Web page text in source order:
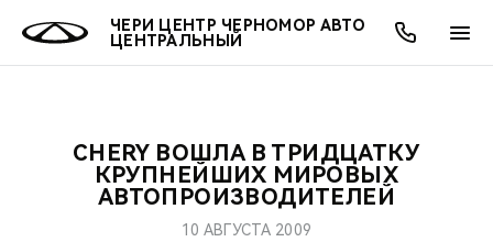
ЧЕРИ ЦЕНТР ЧЕРНОМОР АВТО
ЦЕНТРАЛЬНЫЙ
МОДЕЛИ
О КОМПАНИИ
ПОКУПАТЕЛЯМ
ВЛАДЕЛЬЦАМ
МИР CHERY
ОНЛАЙН СЕРВИСЫ
CHERY ВОШЛА В ТРИДЦАТКУ
КРУПНЕЙШИХ МИРОВЫХ
АВТОПРОИЗВОДИТЕЛЕЙ
10 АВГУСТА 2009